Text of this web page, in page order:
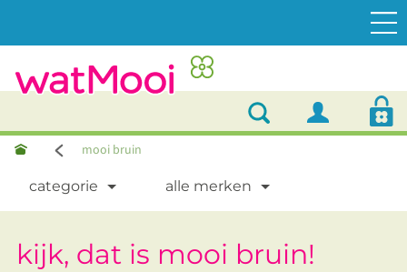
mooi bruin
categorie alle merken
kijk, dat is mooi bruin!